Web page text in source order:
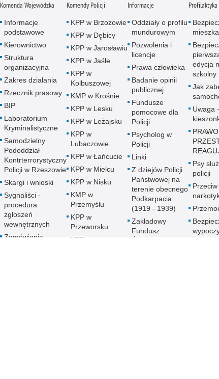
Komenda Wojewódzka
Informacje
podstawowe
Kierownictwo
Struktura
organizacyjna
Zakres działania
Rzecznik prasowy
BIP
Laboratorium
Kryminalistyczne
Samodzielny
Pododdział
Kontrterrorystyczny
Policji w Rzeszowie
Skargi i wnioski
Sygnaliści -
procedura
zgłoszeń
wewnętrznych
Zamówienia
Komendy Policji
KPP w Brzozowie
KPP w Dębicy
KPP w Jarosławiu
KPP w Jaśle
KPP w
Kolbuszowej
KMP w Krośnie
KPP w Lesku
KPP w Leżajsku
KPP w
Lubaczowie
KPP w Łańcucie
KPP w Mielcu
KPP w Nisku
KMP w
Przemyślu
KPP w
Przeworsku
KPP w
Informacje
Oddziały o profilu
mundurowym
Pozwolenia i
licencje
Prawa człowieka
Badanie opinii
publicznej
Fundusze
pomocowe dla
Policji
Psycholog w
Policji
Linki
Z dziejów Policji
Państwowej na
terenie obecnego
Podkarpacia
(1919 - 1939)
Zakładowy
Fundusz
Profilaktyka
edycja
szkolny
Jak
Uwaga -
Psy
policji
Przeciw